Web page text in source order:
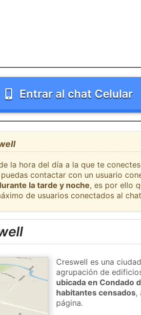
Entrar al chat Celular
la hora del día a la que te
contactar con un usuario
la tarde y noche, es por ello
de usuarios conectados al
Creswell es una
agrupación de
ubicada en Condado
habitantes censados,
página.